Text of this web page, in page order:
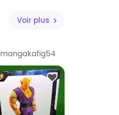
Voir plus
mangakafig54
Pro